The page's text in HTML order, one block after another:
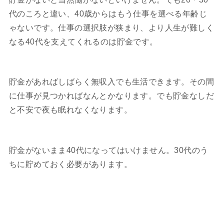
代のころと違い、40歳からはもう仕事を選べる年齢じ
ゃないです。仕事の選択肢が狭まり、より人生が難しく
なる40代を支えてくれるのは貯金です。
貯金があればしばらく無収入でも生活できます。その間
に仕事が見つかればなんとかなります。でも貯金なしだ
と不安で夜も眠れなくなります。
貯金がないまま40代になってはいけません。30代のう
ちに貯めておく必要があります。